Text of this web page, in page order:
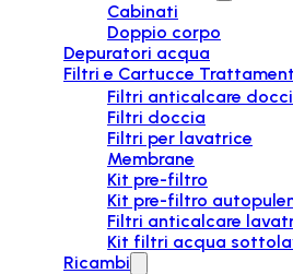
Cabinati
Doppio corpo
Depuratori acqua
Filtri e Cartucce
Filtri anticalcare
Filtri doccia
Filtri per lavatrice
Membrane
Kit pre-filtro
Kit pre-filtro
Filtri anticalcare
Kit filtri acqua
Ricambi